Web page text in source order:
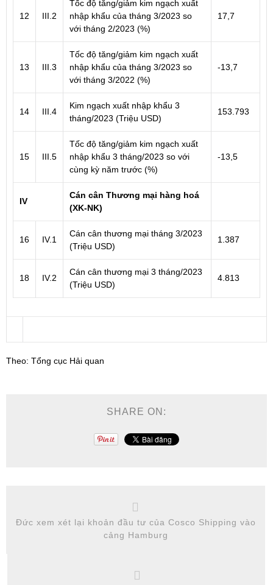
12 III.2
Tốc độ tăng/giảm kim ngạch xuất
nhập khẩu của tháng 3/2023 so
với tháng 2/2023 (%)
17,7
13 III.3
Tốc độ tăng/giảm kim ngạch xuất
nhập khẩu của tháng 3/2023 so
với tháng 3/2022 (%)
-13,7
14 III.4
Kim ngạch xuất nhập khẩu 3
tháng/2023 (Triệu USD)
153.793
15 III.5
Tốc độ tăng/giảm kim ngạch xuất
nhập khẩu 3 tháng/2023 so với
cùng kỳ năm trước (%)
-13,5
IV
Cán cân Thương mại hàng hoá
(XK-NK)
16 IV.1
Cán cân thương mại tháng 3/2023
(Triệu USD)
1.387
18 IV.2
Cán cân thương mại 3 tháng/2023
(Triệu USD)
4.813
Theo: Tổng cục Hải quan
SHARE ON:
Đức xem xét lại khoản đầu tư của Cosco Shipping vào
cảng Hamburg